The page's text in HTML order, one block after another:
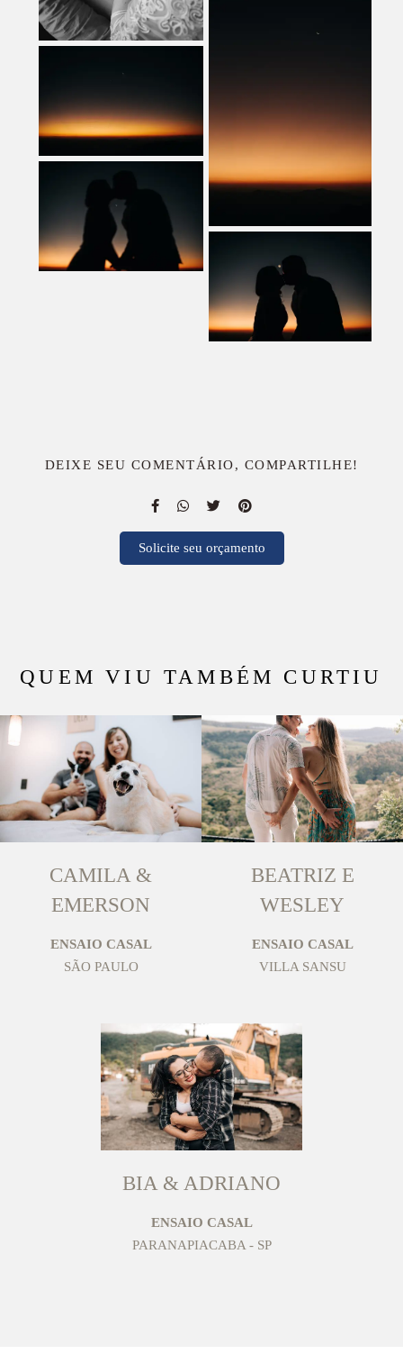
DEIXE SEU COMENTÁRIO, COMPARTILHE!
Solicite seu orçamento
QUEM VIU TAMBÉM CURTIU
CAMILA &
EMERSON
ENSAIO CASAL
SÃO PAULO
BEATRIZ E
WESLEY
ENSAIO CASAL
VILLA SANSU
BIA & ADRIANO
ENSAIO CASAL
PARANAPIACABA - SP